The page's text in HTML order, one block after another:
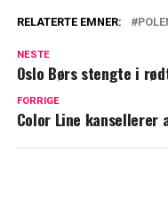
RELATERTE EMNER:
NESTE
Oslo Børs stengte i
FORRIGE
Color Line kansellerer